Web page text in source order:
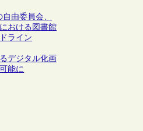
由委員会、
おける図書館
ライン
デジタル化画
能に